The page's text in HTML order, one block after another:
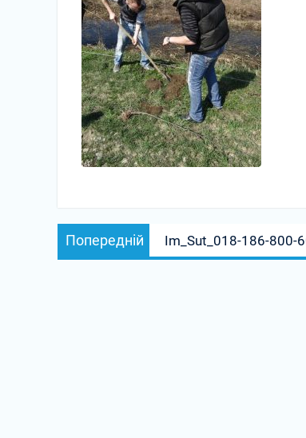
Навігація
записів
Попередній
запис:
Im_Sut_018-186-800-